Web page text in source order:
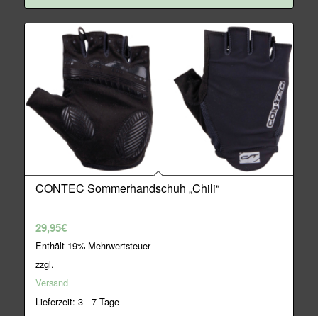
CONTEC Sommerhandschuh „Chili“
29,95€
Enthält 19% Mehrwertsteuer
zzgl.
Versand
Lieferzeit: 3 - 7 Tage